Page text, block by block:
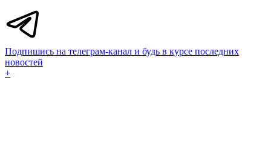
Подпишись на телеграм-канал и будь в курсе последних
новостей
+